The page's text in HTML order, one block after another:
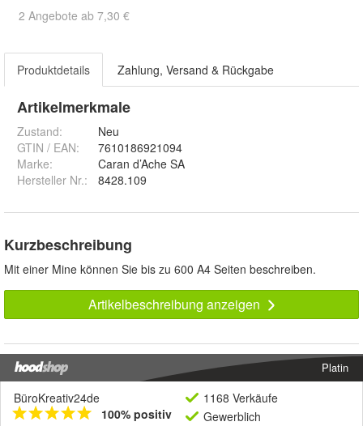
2 Angebote ab 7,30 €
Produktdetails Zahlung, Versand & Rückgabe
Artikelmerkmale
Zustand:
Neu
GTIN / EAN:
7610186921094
Marke:
Caran d’Ache SA
Hersteller Nr.:
8428.109
Kurzbeschreibung
Mit einer Mine können Sie bis zu 600 A4 Seiten beschreiben.
Artikelbeschreibung anzeigen
Platin
BüroKreativ24de
100% positiv
1168 Verkäufe
Gewerblich